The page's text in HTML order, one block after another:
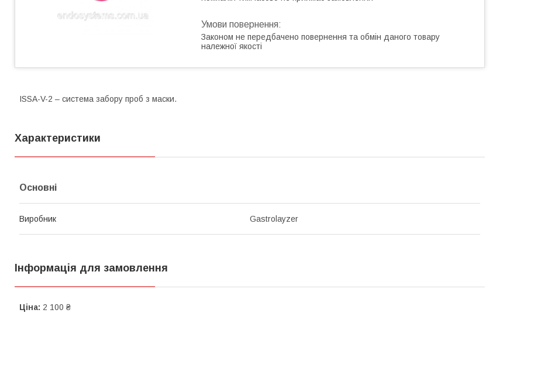
Законом не передбачено повернення та обмін даного товару
належної якості
ISSA-V-2 – система забору проб з маски.
Характеристики
Основні
Виробник Gastrolayzer
Інформація для замовлення
Ціна: 2 100 ₴